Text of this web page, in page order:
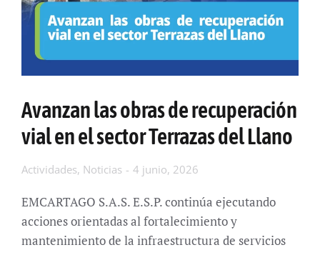
Avanzan las obras de recuperación
vial en el sector Terrazas del Llano
Actividades, Noticias 4 junio, 2026
EMCARTAGO S.A.S. E.S.P. continúa ejecutando
acciones orientadas al fortalecimiento y
mantenimiento de la infraestructura de servicios